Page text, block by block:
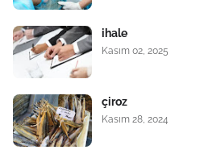
ihale
Kasım 02, 2025
çiroz
Kasım 28, 2024